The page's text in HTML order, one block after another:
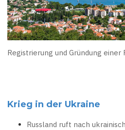
Registrierung und Gründung
Krieg in der Ukraine
Russland ruft nach